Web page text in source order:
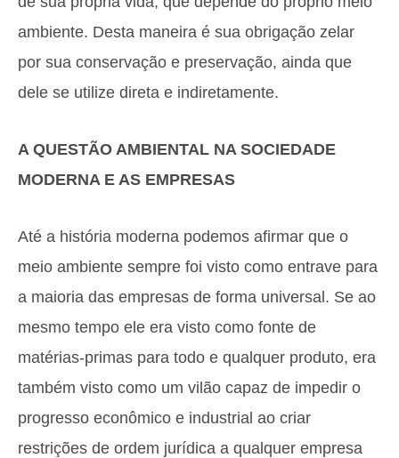
ambiente. Desta maneira é sua obrigação zelar
por sua conservação e preservação, ainda que
dele se utilize direta e indiretamente.
A QUESTÃO AMBIENTAL NA SOCIEDADE
MODERNA E AS EMPRESAS
Até a história moderna podemos afirmar que o
meio ambiente sempre foi visto como entrave para
a maioria das empresas de forma universal. Se ao
mesmo tempo ele era visto como fonte de
matérias-primas para todo e qualquer produto, era
também visto como um vilão capaz de impedir o
progresso econômico e industrial ao criar
restrições de ordem jurídica a qualquer empresa